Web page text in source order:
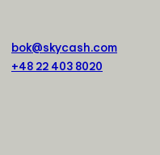
bok@skycash.com
+48 22 403 8020